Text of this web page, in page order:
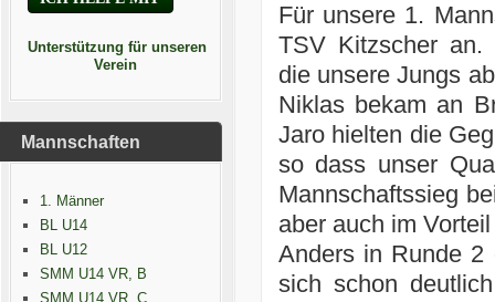
Unterstützung für unseren
Verein
Mannschaften
1. Männer
BL U14
BL U12
SMM U14 VR, B
SMM U14 VR, C
Für unsere 1.
TSV Kitzscher an.
die unsere Jungs
Niklas bekam an
Jaro hielten die
so dass unser
Mannschaftssieg
aber auch im
Anders in Runde 2
sich schon